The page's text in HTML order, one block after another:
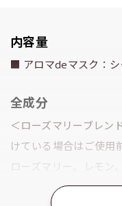
内容量
■ アロマdeマスク：シ
全成分
＜ローズマリーブレ
けている場合はご使用
ローズマリー、レモン